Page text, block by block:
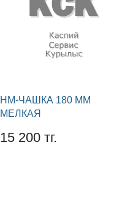
НМ-ЧАШКА 180 ММ
МЕЛКАЯ
15 200 тг.